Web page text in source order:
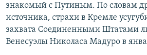
знакомый с Путиным. По словам
источника, страхи в Кремле
захвата Соединенными Штатами
Венесуэлы Николаса Мадуро в